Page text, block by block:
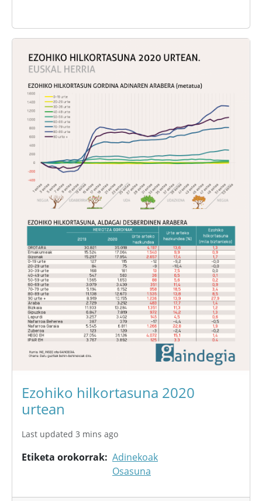
Ezohiko hilkortasuna 2020
urtean
Last updated 3 mins ago
Etiketa orokorrak Adinekoak
Osasuna